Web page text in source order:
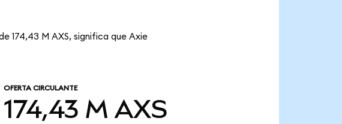
174,43 M AXS, significa que Axie
OFERTA CIRCULANTE
174,43 M AXS